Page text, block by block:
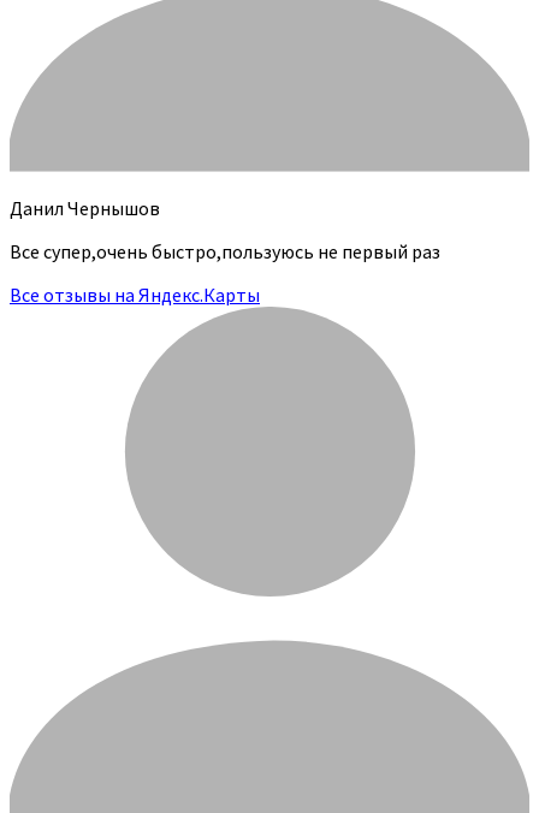
Данил Чернышов
Все супер,очень быстро,пользуюсь не первый раз
Все отзывы на Яндекс.Карты